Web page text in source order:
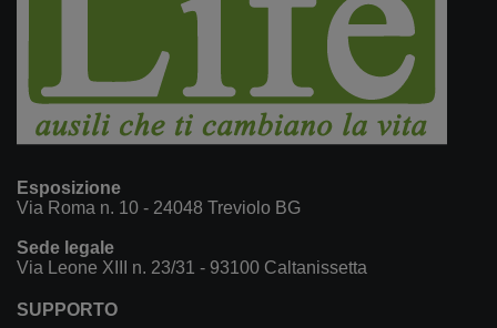
Esposizione
Via Roma n. 10 - 24048 Treviolo BG
Sede legale
Via Leone XIII n. 23/31 - 93100 Caltanissetta
SUPPORTO